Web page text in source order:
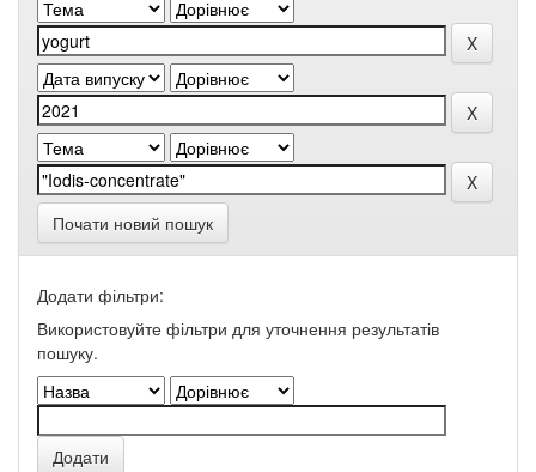
Почати новий пошук
Додати фільтри:
Використовуйте фільтри для уточнення результатів
пошуку.